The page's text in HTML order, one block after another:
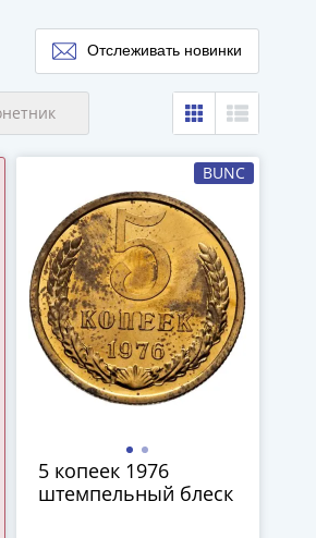
Отслеживать новинки
BUNC
5 копеек 1976
штемпельный блеск